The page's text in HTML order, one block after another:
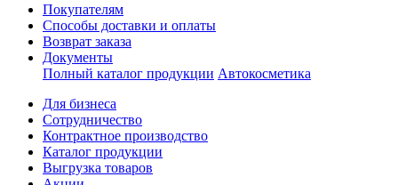
Покупателям
Способы доставки и оплаты
Возврат заказа
Документы
Полный каталог продукции Автокосметика
Для бизнеса
Сотрудничество
Контрактное производcтво
Каталог продукции
Выгрузка товаров